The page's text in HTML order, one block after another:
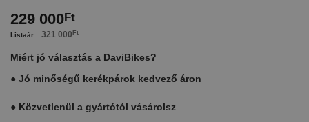
229 000Ft
321 000 Ft
Miért jó választás a DaviBikes?
● Jó minőségű kerékpárok kedvező áron
● Közvetlenül a gyártótól vásárolsz